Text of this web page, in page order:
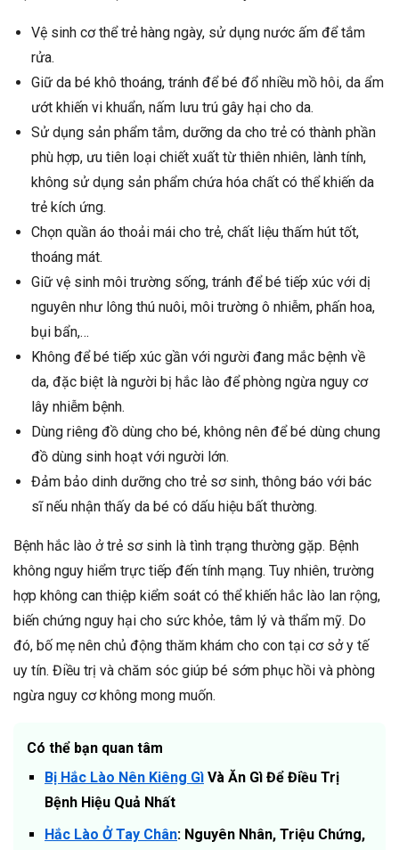
Vệ sinh cơ thể trẻ hàng ngày, sử dụng nước ấm để tắm
rửa.
Giữ da bé khô thoáng, tránh để bé đổ nhiều mồ hôi, da ẩm
ướt khiến vi khuẩn, nấm lưu trú gây hại cho da.
Sử dụng sản phẩm tắm, dưỡng da cho trẻ có thành phần
phù hợp, ưu tiên loại chiết xuất từ thiên nhiên, lành tính,
không sử dụng sản phẩm chứa hóa chất có thể khiến da
trẻ kích ứng.
Chọn quần áo thoải mái cho trẻ, chất liệu thấm hút tốt,
thoáng mát.
Giữ vệ sinh môi trường sống, tránh để bé tiếp xúc với dị
nguyên như lông thú nuôi, môi trường ô nhiễm, phấn hoa,
bụi bẩn,…
Không để bé tiếp xúc gần với người đang mắc bệnh về
da, đặc biệt là người bị hắc lào để phòng ngừa nguy cơ
lây nhiễm bệnh.
Dùng riêng đồ dùng cho bé, không nên để bé dùng chung
đồ dùng sinh hoạt với người lớn.
Đảm bảo dinh dưỡng cho trẻ sơ sinh, thông báo với bác
sĩ nếu nhận thấy da bé có dấu hiệu bất thường.
Bệnh hắc lào ở trẻ sơ sinh là tình trạng thường gặp. Bệnh
không nguy hiểm trực tiếp đến tính mạng. Tuy nhiên, trường
hợp không can thiệp kiểm soát có thể khiến hắc lào lan rộng,
biến chứng nguy hại cho sức khỏe, tâm lý và thẩm mỹ. Do
đó, bố mẹ nên chủ động thăm khám cho con tại cơ sở y tế
uy tín. Điều trị và chăm sóc giúp bé sớm phục hồi và phòng
ngừa nguy cơ không mong muốn.
Có thể bạn quan tâm
Bị Hắc Lào Nên Kiêng Gì Và Ăn Gì Để Điều Trị
Bệnh Hiệu Quả Nhất
Hắc Lào Ở Tay Chân: Nguyên Nhân, Triệu Chứng,